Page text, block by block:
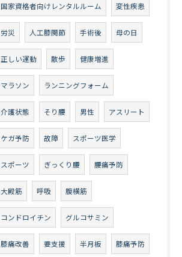
国家資格者向けレンタルルーム 変性疾患
労災 人工膝関節 手術後 母の日
正しい運動 散歩 健康増進
マラソン ランニングフォーム
介護状態 そり腰 男性 アスリート
ケガ予防 故障 スポーツ医学
スポーツ ぎっくり腰 腰痛予防
大殿筋 呼吸 腹横筋
コンドロイチン グルコサミン
膝痛改善 要支援 半月板 膝痛予防